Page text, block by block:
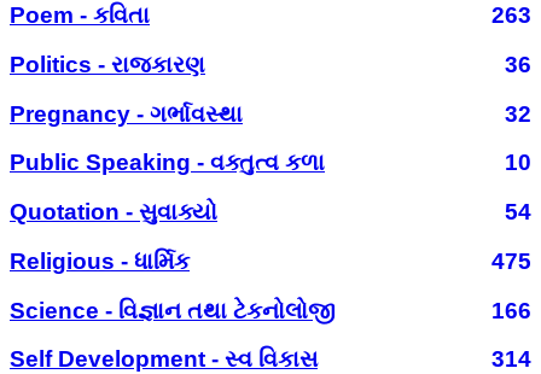
Poem - કવિતા
263
Politics - રાજકારણ
36
Pregnancy - ગર્ભાવસ્થા
32
Public Speaking - વક્તુત્વ કળા
10
Quotation - સુવાક્યો
54
Religious - ધાર્મિક
475
Science - વિજ્ઞાન તથા ટેકનોલોજી
166
Self Development - સ્વ વિકાસ
314